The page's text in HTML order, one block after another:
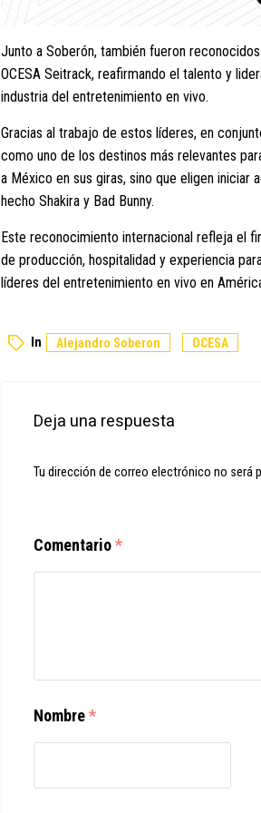
Junto a Soberón, también fueron reconocidos
OCESA Seitrack, reafirmando el talento y
industria del entretenimiento en vivo.
Gracias al trabajo de estos líderes, en
como uno de los destinos más relevantes
a México en sus giras, sino que eligen
hecho Shakira y Bad Bunny.
Este reconocimiento internacional refleja el
de producción, hospitalidad y experiencia
líderes del entretenimiento en vivo en
In Alejandro Soberon OCESA
Deja una respuesta
Tu dirección de correo electrónico no será
Comentario*
Nombre*